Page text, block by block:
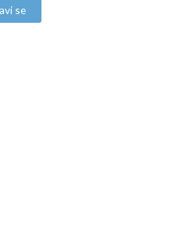
se